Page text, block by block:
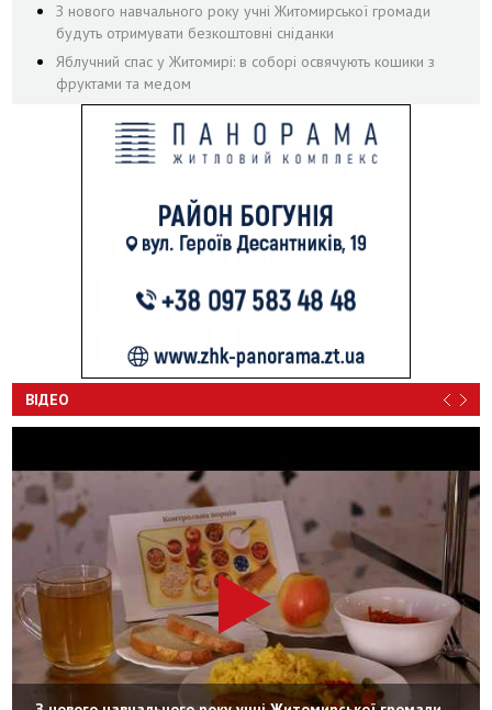
З нового навчального року учні Житомирської громади
будуть отримувати безкоштовні сніданки
Яблучний спас у Житомирі: в соборі освячують кошики з
фруктами та медом
ВІДЕО